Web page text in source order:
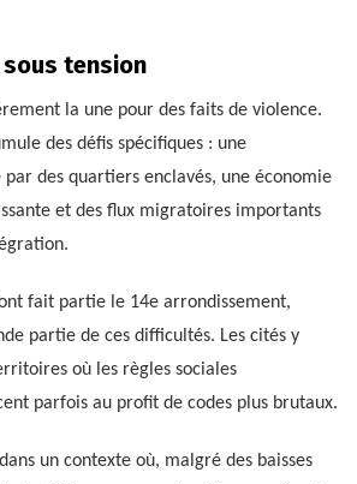
tension
la une pour des faits de violence.
des défis spécifiques : une
des quartiers enclavés, une économie
et des flux migratoires importants
fait partie le 14e arrondissement,
partie de ces difficultés. Les cités y
où les règles sociales
parfois au profit de codes plus brutaux.
un contexte où, malgré des baisses